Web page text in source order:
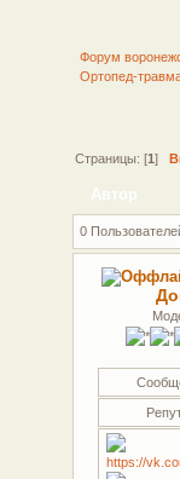
Форум
Ортопед-
Страницы: [1 ]
Автор
0